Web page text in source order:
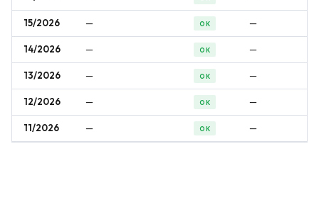
15/2026 — OK —
14/2026 — OK —
13/2026 — OK —
12/2026 — OK —
11/2026 — OK —